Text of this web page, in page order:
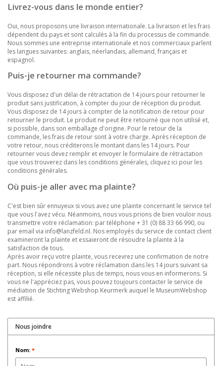
Livrez-vous dans le monde entier?
Oui, nous proposons une livraison internationale. La livraison et les frais
dépendent du pays et sont calculés à la fin du processus de commande.
Nous sommes une entreprise internationale et nos commerciaux parlent
les langues suivantes: anglais, néerlandais, allemand, français et
espagnol.
Puis-je retourner ma commande?
Vous disposez d'un délai de rétractation de 14 jours pour retourner le
produit sans justification, à compter du jour de réception du produit.
Vous disposez de 14 jours à compter de la notification de retour pour
retourner le produit. Le produit ne peut être retourné que non utilisé et,
si possible, dans son emballage d'origine. Pour le retour de la
commande, les frais de retour sont à votre charge. Après réception de
votre retour, nous créditerons le montant dans les 14 jours. Pour
retourner vous devez remplir et envoyer le formulaire de rétractation
que vous trouverez dans les conditions générales, cliquez ici pour les
conditions générales.
Où puis-je aller avec ma plainte?
C'est bien sûr ennuyeux si vous avez une plainte concernant le service tel
que vous l'avez vécu. Néanmoins, nous vous prions de bien vouloir nous
transmettre votre réclamation: par téléphone + 31 (0) 88 33 66 990, ou
par email via info@lanzfeld.nl. Nos employés du service de contact client
examineront la plainte et essaieront de résoudre la plainte à la
satisfaction de tous.
Après avoir reçu votre plainte, vous recevrez une confirmation de notre
part. Nous répondrons à votre réclamation dans les 14 jours suivant sa
réception, si elle nécessite plus de temps, nous vous en informerons. Si
vous ne l'appréciez pas, vous pouvez toujours contacter le service de
médiation de Stichting Webshop Keurmerk auquel le MuseumWebshop
est affilié.
Nous joindre
Nom: *